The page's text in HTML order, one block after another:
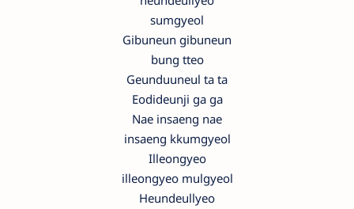
sumgyeol
Gibuneun gibuneun
bung tteo
Geunduuneul ta ta
Eodideunji ga ga
Nae insaeng nae
insaeng kkumgyeol
Illeongyeo
illeongyeo mulgyeol
Heundeullyeo